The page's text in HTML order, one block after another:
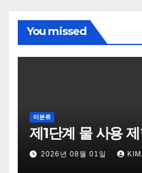
You missed
미분류
제1단계 물 사용
2026년 08월 01일